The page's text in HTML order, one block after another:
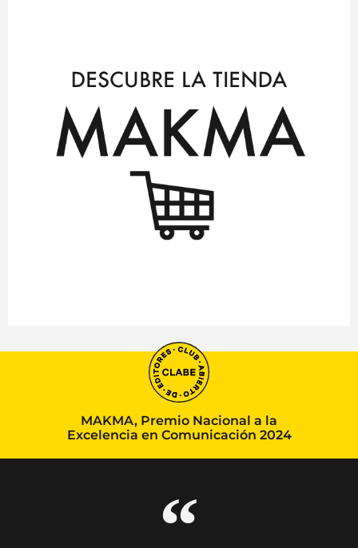
MAKMA, Premio Nacional a la
Excelencia en Comunicación 2024